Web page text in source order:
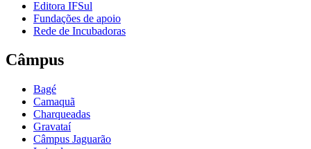
Editora IFSul
Fundações de apoio
Rede de Incubadoras
Câmpus
Bagé
Camaquã
Charqueadas
Gravataí
Câmpus Jaguarão